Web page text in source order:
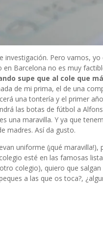
investigación. Pero vamos,
Barcelona no es muy
supe que al cole que
de mi prima, el de una
una tontería y el primer
las botas de fútbol a
una maravilla. Y ya que
madres. Así da gusto.
uniforme (¡qué
esté en las famosas
colegio), quiero que
a las que os toca?,